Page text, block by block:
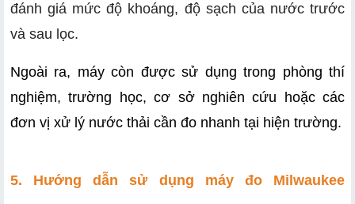
đánh giá mức độ khoáng, độ sạch của nước trước
và sau lọc.
Ngoài ra, máy còn được sử dụng trong phòng thí
nghiệm, trường học, cơ sở nghiên cứu hoặc các
đơn vị xử lý nước thải cần đo nhanh tại hiện trường.
5. Hướng dẫn sử dụng máy đo Milwaukee